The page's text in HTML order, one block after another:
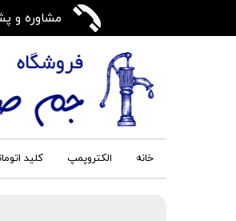
مشاوره و
خانه الکتروپمپ کلید